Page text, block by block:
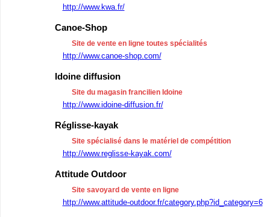
http://www.kwa.fr/
Canoe-Shop
Site de vente en ligne toutes spécialités
http://www.canoe-shop.com/
Idoine diffusion
Site du magasin francilien Idoine
http://www.idoine-diffusion.fr/
Réglisse-kayak
Site spécialisé dans le matériel de compétition
http://www.reglisse-kayak.com/
Attitude Outdoor
Site savoyard de vente en ligne
http://www.attitude-outdoor.fr/category.php?id_category=6